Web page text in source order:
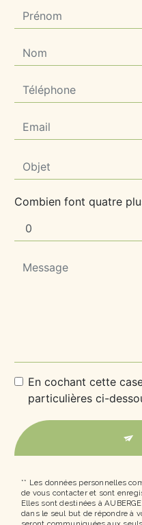
Combien font quatre
En cochant cette
particulières ci-
** Les données personnelles
de vous contacter et sont
Elles sont destinées à
dans le seul but de répondre à